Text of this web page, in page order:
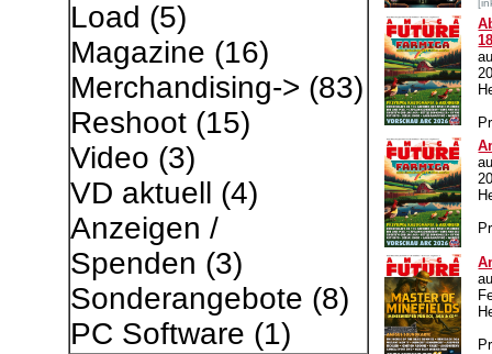
Load (5)
Magazine (16)
Merchandising-> (83)
Reshoot (15)
Video (3)
VD aktuell (4)
Anzeigen /
Spenden (3)
Sonderangebote (8)
PC Software (1)